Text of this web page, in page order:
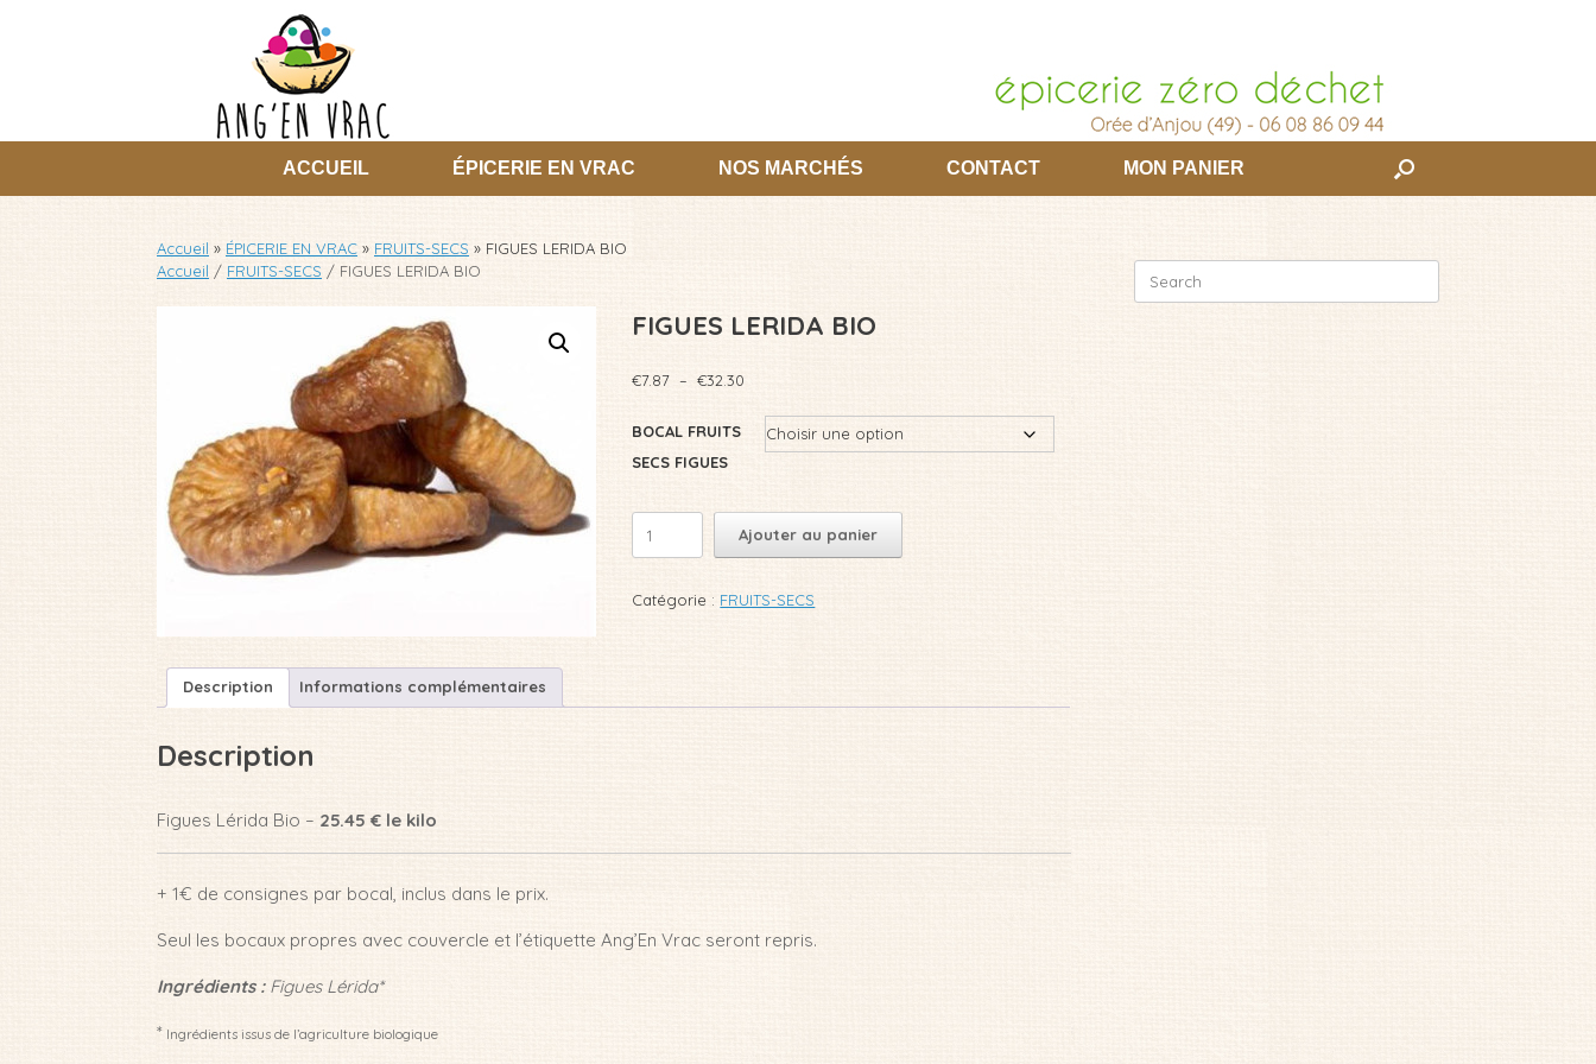
ACCUEIL ÉPICERIE EN VRAC NOS MARCHÉS CONTACT MON PANIER
Accueil » ÉPICERIE EN VRAC » FRUITS-SECS » FIGUES LERIDA BIO
Accueil / FRUITS-SECS / FIGUES LERIDA BIO
FIGUES LERIDA BIO
€7.87 – €32.30
prix :
BOCAL FRUITS
SECS FIGUES
quantité
de
BIO
Ajouter au panier
Catégorie : FRUITS-SECS
Description Informations complémentaires
Description
Figues Lérida Bio – 25.45 € le kilo
+ 1€ de consignes par bocal, inclus dans le prix.
Seul les bocaux propres avec couvercle et l’étiquette Ang’En Vrac seront repris.
Ingrédients : Figues Lérida*
* Ingrédients issus de l’agriculture biologique
for: